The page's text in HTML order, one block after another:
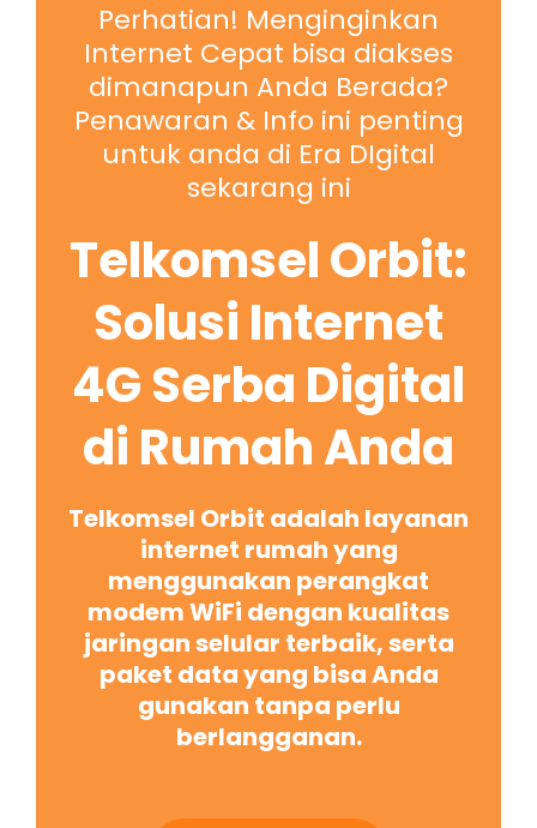
Perhatian! Menginginkan
Internet Cepat bisa diakses
dimanapun Anda Berada?
Penawaran & Info ini penting
untuk anda di Era DIgital
sekarang ini
Telkomsel Orbit:
Solusi Internet
4G Serba Digital
di Rumah Anda
Telkomsel Orbit adalah layanan
internet rumah yang
menggunakan perangkat
modem WiFi dengan kualitas
jaringan selular terbaik, serta
paket data yang bisa Anda
gunakan tanpa perlu
berlangganan.